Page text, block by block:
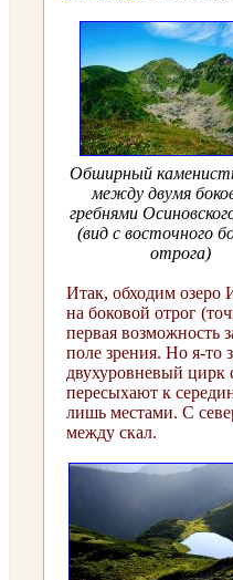
Обширный
между двумя
гребнями
(вид с восточного
отрога)
Итак, обходим озеро
на боковой отрог
первая возможность
поле зрения. Но я-то
двухуровневый
пересыхают к
лишь местами. С
между скал.